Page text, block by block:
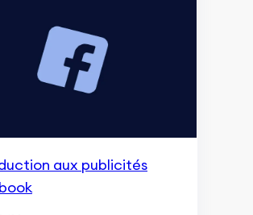
et expérience utilisateur
apparence dans les recherches
du référencement (SEO)
aux publicités